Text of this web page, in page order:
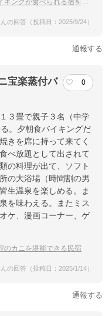
グが食べられる宿を教えて！
の回答（投稿日：2025/9/24）
通報する
宝楽蒸付バ
0
３畳で親子３名（中学
。夕朝食バイキングだ
きを席に持って来てく
べ放題として出されて
の料理が出て、ソフト
の大浴場（時間割の男
生温泉を楽しめる。ま
を味わえる。またミス
ケ、漫画コーナー、ゲ
カニを堪能できる民宿
の回答（投稿日：2025/1/14）
通報する